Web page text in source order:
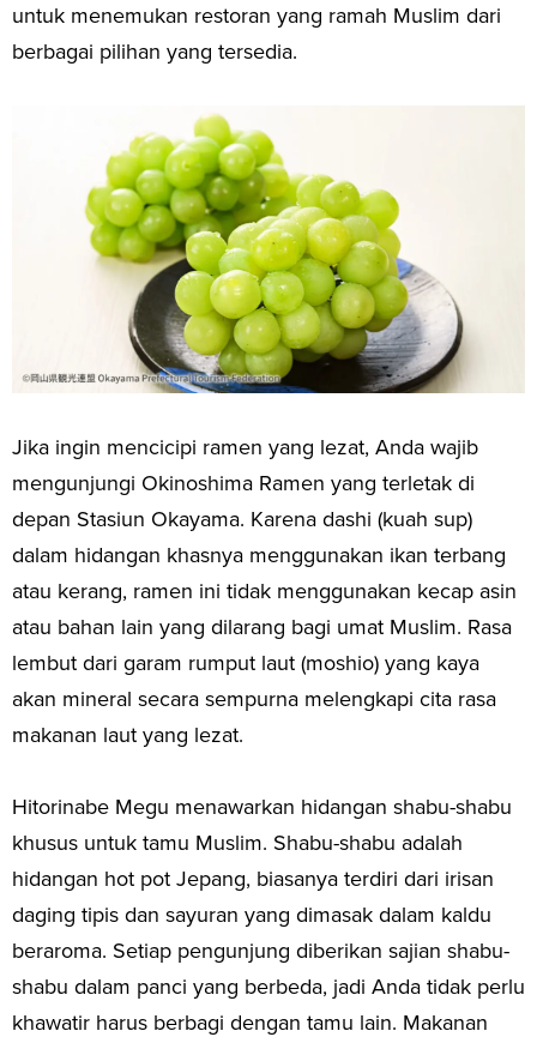
untuk menemukan restoran yang ramah Muslim dari
berbagai pilihan yang tersedia.
Jika ingin mencicipi ramen yang lezat, Anda wajib
mengunjungi Okinoshima Ramen yang terletak di
depan Stasiun Okayama. Karena dashi (kuah sup)
dalam hidangan khasnya menggunakan ikan terbang
atau kerang, ramen ini tidak menggunakan kecap asin
atau bahan lain yang dilarang bagi umat Muslim. Rasa
lembut dari garam rumput laut (moshio) yang kaya
akan mineral secara sempurna melengkapi cita rasa
makanan laut yang lezat.
Hitorinabe Megu menawarkan hidangan shabu-shabu
khusus untuk tamu Muslim. Shabu-shabu adalah
hidangan hot pot Jepang, biasanya terdiri dari irisan
daging tipis dan sayuran yang dimasak dalam kaldu
beraroma. Setiap pengunjung diberikan sajian shabu-
shabu dalam panci yang berbeda, jadi Anda tidak perlu
khawatir harus berbagi dengan tamu lain. Makanan